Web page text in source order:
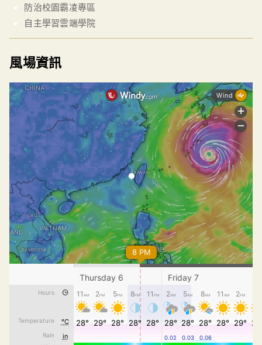
防治校園霸凌專區
自主學習雲端學院
風場資訊